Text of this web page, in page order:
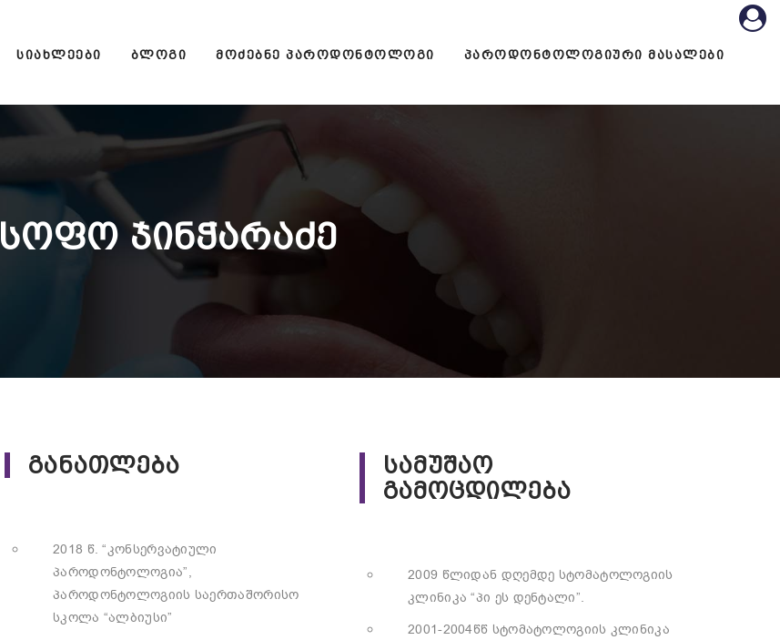
ᲡᲘᲐᲮᲚᲔᲔᲑᲘ ᲑᲚᲝᲒᲘ ᲛᲝᲫᲔᲑᲜᲔ ᲞᲐᲠᲝᲓᲝᲜᲢᲝᲚᲝᲒᲘ ᲞᲐᲠᲝᲓᲝᲜᲢᲝᲚᲝᲒᲘᲣᲠᲘ ᲛᲐᲡᲐᲚᲔᲑᲘ
ᲡᲝᲤᲝ ᲯᲘᲜᲭᲐᲠᲐᲫᲔ
განათლება
2018 წ. “კონსერვატიული
პაროდონტოლოგია”,
პაროდონტოლოგიის საერთაშორისო
სკოლა “ალბიუსი”
სამუშაო
გამოცდილება
2009 წლიდან დღემდე სტომატოლოგიის
კლინიკა “პი ეს დენტალი”.
2001-2004წწ სტომატოლოგიის კლინიკა